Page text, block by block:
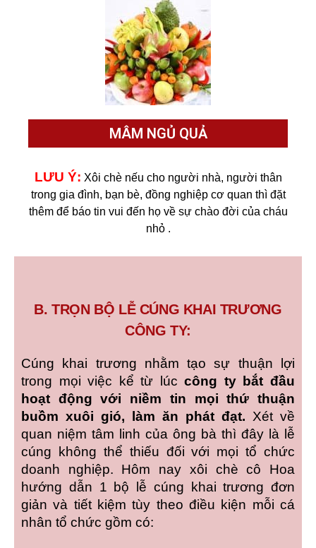
MÂM NGỦ QUẢ
LƯU Ý: Xôi chè nếu cho người nhà, người thân
trong gia đình, bạn bè, đồng nghiệp cơ quan thì đặt
thêm để báo tin vui đến họ về sự chào đời của cháu
nhỏ .
B. TRỌN BỘ LỄ CÚNG KHAI TRƯƠNG
CÔNG TY:
Cúng khai trương nhằm tạo sự thuận lợi
trong mọi việc kể từ lúccông tybắt đầu
hoạt động với niềm tin mọi thứ thuận
buồm xuôi gió, làm ăn phát đạt. Xét về
quan niệm tâm linh của ông bà thì đây là lễ
cúng không thể thiếu đối với mọi tổ chức
doanh nghiệp. Hôm nay xôi chè cô Hoa
hướng dẫn 1 bộ lễ cúng khai trương đơn
giản và tiết kiệm tùy theo điều kiện mỗi cá
nhân tổ chức gồm có: